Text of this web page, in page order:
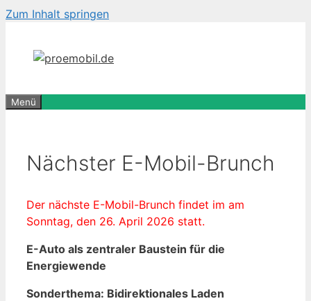
Zum Inhalt springen
Menü
Nächster E-Mobil-Brunch
Der nächste E-Mobil-Brunch findet im am
Sonntag, den 26. April 2026 statt.
E-Auto als zentraler Baustein für die
Energiewende
Sonderthema: Bidirektionales Laden